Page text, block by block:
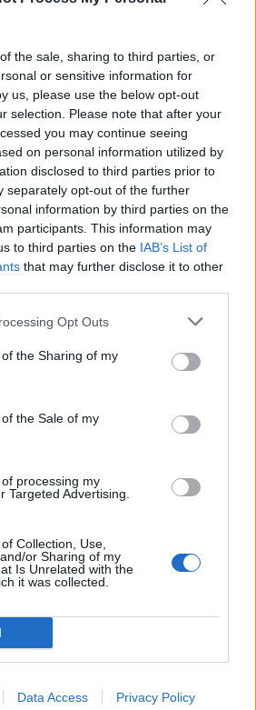
the sale, sharing to third parties, or
or sensitive information for
us, please use the below opt-out
selection. Please note that after your
you may continue seeing
on personal information utilized by
disclosed to third parties prior to
separately opt-out of the further
information by third parties on the
participants. This information may
to third parties on the IAB’s List of
that may further disclose it to other
Opt Outs
the Sharing of my
the Sale of my
processing my
Targeted Advertising.
Collection, Use,
or Sharing of my
Is Unrelated with the
it was collected.
Data Access Privacy Policy